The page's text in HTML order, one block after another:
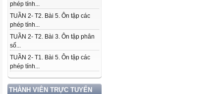
phép tính...
TUẦN 2- T2. Bài 5. Ôn tập các
phép tính...
TUẦN 2- T2. Bài 3. Ôn tập phân
số...
TUẦN 2- T1. Bài 5. Ôn tập các
phép tính...
THÀNH VIÊN TRỰC TUYẾN